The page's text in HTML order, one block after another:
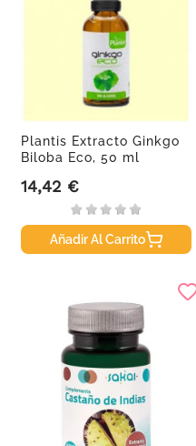
Plantis Extracto Ginkgo
Biloba Eco, 50 ml
Precio
14,42 €
Añadir Al Carrito